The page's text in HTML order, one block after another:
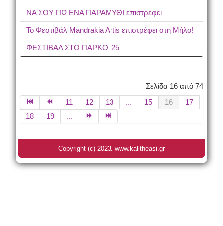
ΝΑ ΣΟΥ ΠΩ ΕΝΑ ΠΑΡΑΜΥΘΙ επιστρέφει
Το Φεστιβάλ Mandrakia Artis επιστρέφει στη Μήλο!
ΦΕΣΤΙΒΑΛ ΣΤΟ ΠΑΡΚΟ ‘25
Σελίδα 16 από 74
11
12 13 ... 15 16
17
18
19 ...
Copyright (c) 2023. www.kalitheasi.gr